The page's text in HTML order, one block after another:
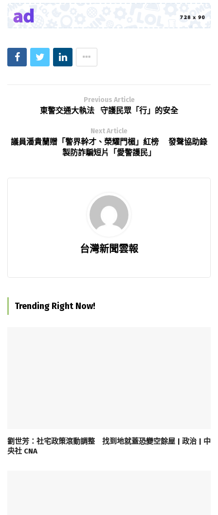
Previous Article
東警交通大執法 守護民眾「行」的安全
Next Article
議員潘貴蘭贈「警界幹才、榮耀門楣」紅榜 發聲協助錄
製防詐騙短片「愛警護民」
台灣新聞雲報
Trending Right Now!
劉世芳：社宅政策滾動調整 找到地就蓋恐變空餘屋 | 政治 | 中
央社 CNA